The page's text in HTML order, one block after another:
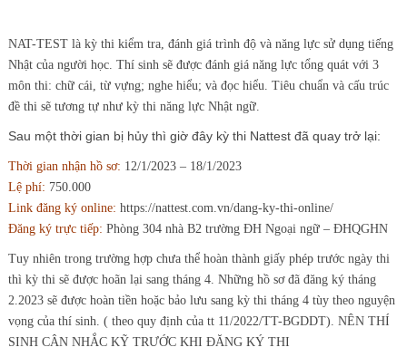
NAT-TEST là kỳ thi kiểm tra, đánh giá trình độ và năng lực sử dụng tiếng
Nhật của người học. Thí sinh sẽ được đánh giá năng lực tổng quát với 3
môn thi: chữ cái, từ vựng; nghe hiểu; và đọc hiểu. Tiêu chuẩn và cấu trúc
đề thi sẽ tương tự như kỳ thi năng lực Nhật ngữ.
Sau một thời gian bị hủy thì giờ đây kỳ thi Nattest đã quay trở lại:
Thời gian nhận hồ sơ: 12/1/2023 – 18/1/2023
Lệ phí: 750.000
Link đăng ký online: https://nattest.com.vn/dang-ky-thi-online/
Đăng ký trực tiếp: Phòng 304 nhà B2 trường ĐH Ngoại ngữ – ĐHQGHN
Tuy nhiên trong trường hợp chưa thể hoàn thành giấy phép trước ngày thi
thì kỳ thi sẽ được hoãn lại sang tháng 4. Những hồ sơ đã đăng ký tháng
2.2023 sẽ được hoàn tiền hoặc bảo lưu sang kỳ thi tháng 4 tùy theo nguyện
vọng của thí sinh. ( theo quy định của tt 11/2022/TT-BGDDT). NÊN THÍ
SINH CÂN NHẮC KỸ TRƯỚC KHI ĐĂNG KÝ THI